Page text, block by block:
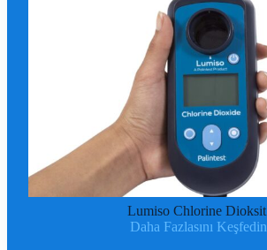
Lumiso Chlorine Dioksit
Daha Fazlasını Keşfedin